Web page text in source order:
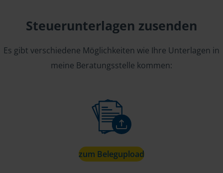
Steuerunterlagen zusenden
Es gibt verschiedene Möglichkeiten wie Ihre Unterlagen in
meine Beratungsstelle kommen:
zum Belegupload